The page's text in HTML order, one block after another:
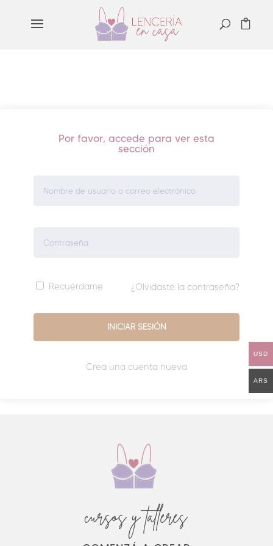
Por favor, accede para ver esta
sección
Recuérdame ¿Olvidaste la contraseña?
Crea una cuenta nueva
cursos y talleres
USD
ARS